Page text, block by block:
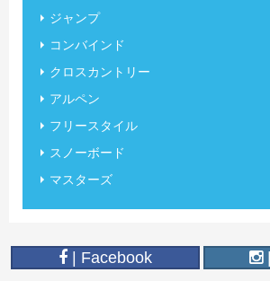
ジャンプ
コンバインド
クロスカントリー
アルペン
フリースタイル
スノーボード
マスターズ
| Facebook